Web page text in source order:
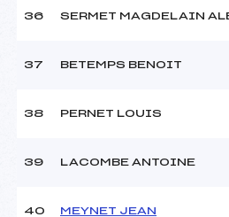
36 SERMET MAGDELAIN
37 BETEMPS BENOIT
38 PERNET LOUIS
39 LACOMBE ANTOINE
40 MEYNET JEAN